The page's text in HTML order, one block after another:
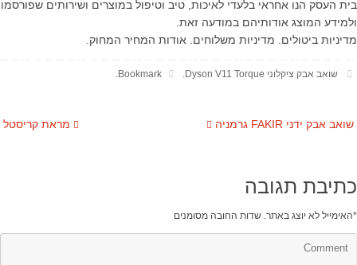
בית העסק הנו אחראי בלעדי לאיכות, טיב וטיפול במוצרים ושירותים שפורסמו
ולמידע המוצג אודותיהם במודעה זאת.
מדיניות ביטולים. מדיניות משלוחים. אודות המחיר המחוק.
שואב אבק ציקלוני Dyson V11 Torque .
Bookmark
.
מראת קריסטל שואב אבק ידני FAKIR גרמניה
כתיבת תגובה
האימייל לא יוצג באתר. שדות החובה מסומנים *